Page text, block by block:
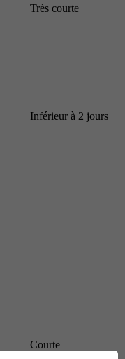
Très courte
Inférieur à 2 jours
Courte